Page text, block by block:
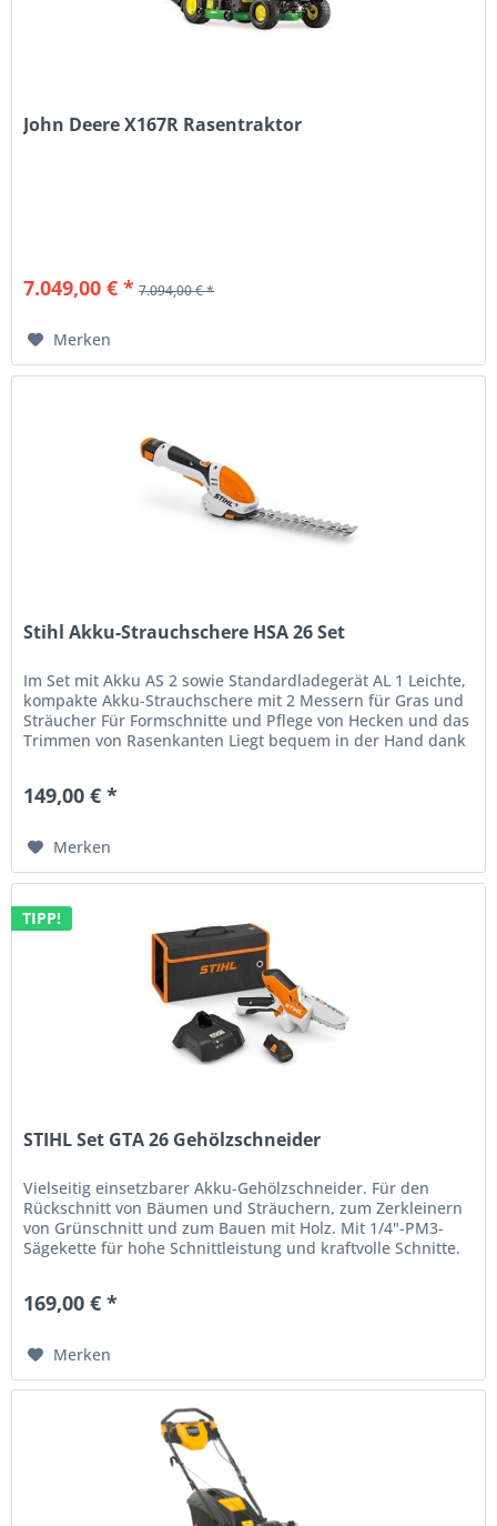
John Deere X167R Rasentraktor
7.049,00 € * 7.094,00 € *
Merken
Stihl Akku-Strauchschere HSA 26 Set
Im Set mit Akku AS 2 sowie Standardladegerät AL 1 Leichte,
kompakte Akku-Strauchschere mit 2 Messern für Gras und
Sträucher Für Formschnitte und Pflege von Hecken und das
Trimmen von Rasenkanten Liegt bequem in der Hand dank
149,00 € *
Merken
TIPP!
STIHL Set GTA 26 Gehölzschneider
Vielseitig einsetzbarer Akku-Gehölzschneider. Für den
Rückschnitt von Bäumen und Sträuchern, zum Zerkleinern
von Grünschnitt und zum Bauen mit Holz. Mit 1/4"-PM3-
Sägekette für hohe Schnittleistung und kraftvolle Schnitte.
169,00 € *
Merken